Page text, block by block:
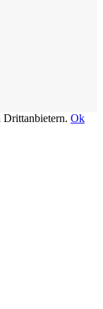
Drittanbietern. Ok